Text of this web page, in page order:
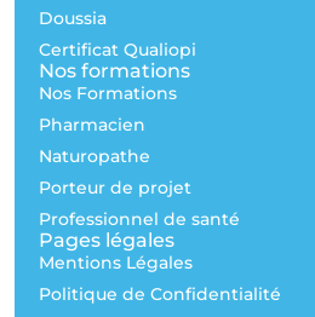
Doussia
Certificat Qualiopi
Nos formations
Nos Formations
Pharmacien
Naturopathe
Porteur de projet
Professionnel de santé
Pages légales
Mentions Légales
Politique de Confidentialité